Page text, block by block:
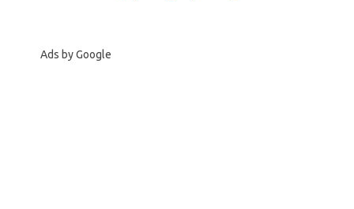
Ads by Google